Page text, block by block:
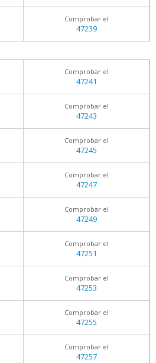
Comprobar el
47239
Comprobar el
47241
Comprobar el
47243
Comprobar el
47245
Comprobar el
47247
Comprobar el
47249
Comprobar el
47251
Comprobar el
47253
Comprobar el
47255
Comprobar el
47257